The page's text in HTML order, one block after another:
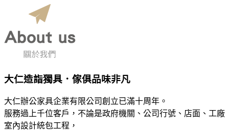
大仁造詣獨具．傢俱品味非凡
大仁辦公家具企業有限公司創立已滿十周年。
服務過上千位客戶，不論是政府機關、公司行號、店面、工廠
室內設計統包工程，